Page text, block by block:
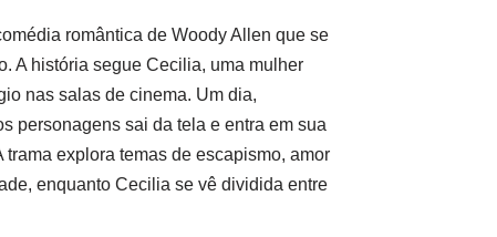
romântica de Woody Allen que se
A história segue Cecilia, uma mulher
nas salas de cinema. Um dia,
personagens sai da tela e entra em sua
explora temas de escapismo, amor
enquanto Cecilia se vê dividida entre